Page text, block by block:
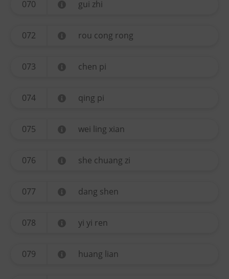
070 gui zhi
072 rou cong rong
073 chen pi
074 qing pi
075 wei ling xian
076 she chuang zi
077 dang shen
078 yi yi ren
079 huang lian